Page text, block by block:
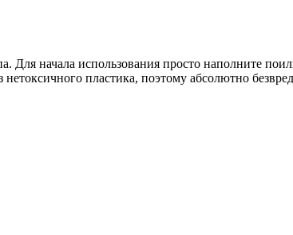
начала использования просто наполните
пластика, поэтому абсолютно